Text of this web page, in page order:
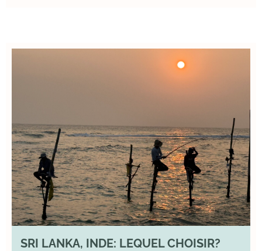
SRI LANKA, INDE: LEQUEL CHOISIR?